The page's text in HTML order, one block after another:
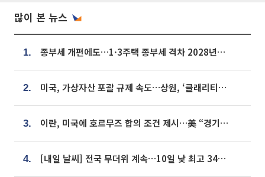
많이 본 뉴스
1. 종부세 개편에도…1·3주택 종부세 격차 2028년부터 확대
2. 미국, 가상자산 포괄 규제 속도…상원, ‘클래리티법’ 9월 절차투표 추진
3. 이란, 미국에 호르무즈 합의 조건 제시…美 “경기 아직 안 끝나” [종합]
4. [내일 날씨] 전국 무더위 계속…10일 낮 최고 34도 육박